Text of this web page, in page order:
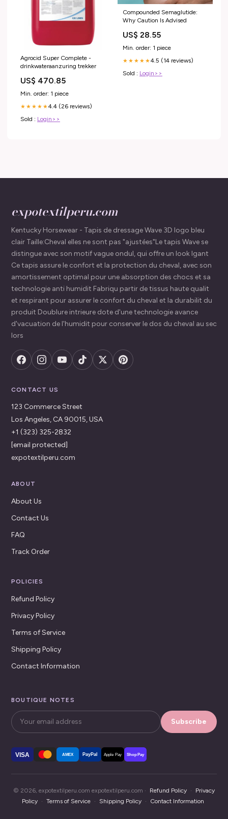
Agrocid Super Complete -
drinkwateraanzuring trekker
US$ 470.85
Min. order: 1 piece
★★★★★4.4 (26 reviews)
Sold : Login>>
Compounded Semaglutide:
Why Caution Is Advised
US$ 28.55
Min. order: 1 piece
★★★★★4.5 (14 reviews)
Sold : Login>>
expotextilperu.com
Kentucky Horsewear - Tapis de dressage Wave 3D logo bleu
clair Taille:Cheval elles ne sont pas "ajustées"Le tapis Wave se
distingue avec son motif vague ondul, qui offre un look lgant
Ce tapis assure le confort et la protection du cheval, avec son
amortissement optimal pour une absorption des chocs et sa
technologie anti humidit Fabriqu partir de tissus haute qualit
et respirant pour assurer le confort du cheval et la durabilit du
produit Doublure intrieure dote d'une technologie avance
d'vacuation de l'humidit pour conserver le dos du cheval au sec
lors
CONTACT US
123 Commerce Street
Los Angeles, CA 90015, USA
+1 (323) 325-2832
[email protected]
expotextilperu.com
ABOUT
About Us
Contact Us
FAQ
Track Order
POLICIES
Refund Policy
Privacy Policy
Terms of Service
Shipping Policy
Contact Information
BOUTIQUE NOTES
Subscribe
VISA AMEX PayPal Apple Pay Shop Pay
© 2026, expotextilperu.com expotextilperu.com · Refund Policy ·
Privacy
Policy · Terms of Service · Shipping Policy · Contact Information